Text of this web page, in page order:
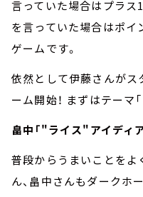
言っていた場合はプラス
を言っていた場合はポイ
ゲームです。
依然として伊藤さんがス
ーム開始！ まずはテーマ
畠中「"ライス"アイディア
普段からうまいことをよ
ん、畠中さんもダークホ